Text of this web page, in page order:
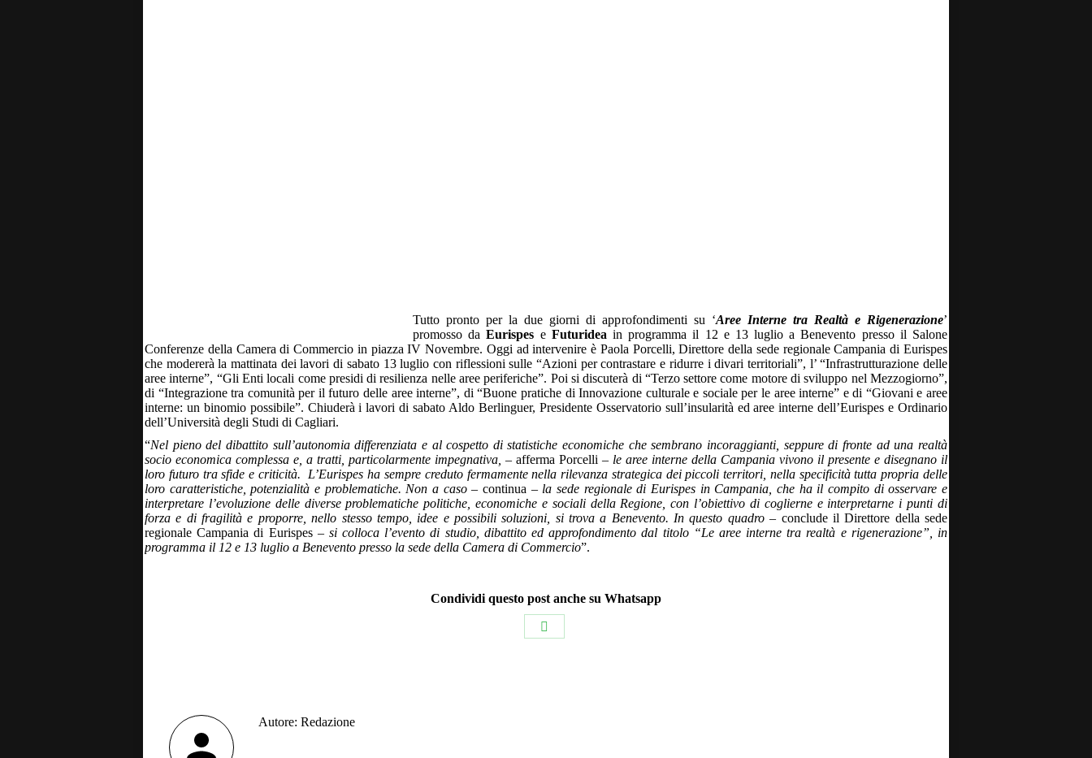
Tutto pronto per la due giorni di approfondimenti su ‘Aree Interne tra Realtà e Rigenerazione’
promosso daEurispes e Futuridea in programma il 12 e 13 luglio a Benevento presso il Salone
Conferenze della Camera di Commercio in piazza IV Novembre. Oggi ad intervenire è Paola Porcelli, Direttore della sede regionale Campania di Eurispes
che modererà la mattinata dei lavori di sabato 13 luglio con riflessioni sulle “Azioni per contrastare e ridurre i divari territoriali”, l’ “Infrastrutturazione delle
aree interne”, “Gli Enti locali come presidi di resilienza nelle aree periferiche”. Poi si discuterà di “Terzo settore come motore di sviluppo nel Mezzogiorno”,
di “Integrazione tra comunità per il futuro delle aree interne”, di “Buone pratiche di Innovazione culturale e sociale per le aree interne” e di “Giovani e aree
interne: un binomio possibile”. Chiuderà i lavori di sabato Aldo Berlinguer, Presidente Osservatorio sull’insularità ed aree interne dell’Eurispes e Ordinario
dell’Università degli Studi di Cagliari.
“Nel pieno del dibattito sull’autonomia differenziata e al cospetto di statistiche economiche che sembrano incoraggianti, seppure di fronte ad una realtà
socio economica complessa e, a tratti, particolarmente impegnativa, – afferma Porcelli – le aree interne della Campania vivono il presente e disegnano il
loro futuro tra sfide e criticità. L’Eurispes ha sempre creduto fermamente nella rilevanza strategica dei piccoli territori, nella specificità tutta propria delle
loro caratteristiche, potenzialità e problematiche. Non a caso– continua – la sede regionale di Eurispes in Campania, che ha il compito di osservare e
interpretare l’evoluzione delle diverse problematiche politiche, economiche e sociali della Regione, con l’obiettivo di coglierne e interpretarne i punti di
forza e di fragilità e proporre, nello stesso tempo, idee e possibili soluzioni, si trova a Benevento. In questo quadro– conclude il Direttore della sede
regionale Campania di Eurispes – si colloca l’evento di studio, dibattito ed approfondimento dal titolo “Le aree interne tra realtà e rigenerazione”, in
programma il 12 e 13 luglio a Benevento presso la sede della Camera di Commercio”.
Condividi questo post anche su Whatsapp
Autore: Redazione